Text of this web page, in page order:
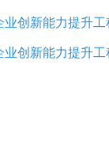
业创新能力提升
业创新能力提升